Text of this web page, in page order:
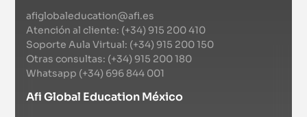
afiglobaleducation@afi.es
Atención al cliente: (+34) 915 200 410
Soporte Aula Virtual: (+34) 915 200 150
Otras consultas: (+34) 915 200 180
Whatsapp (+34) 696 844 001
Afi Global Education México